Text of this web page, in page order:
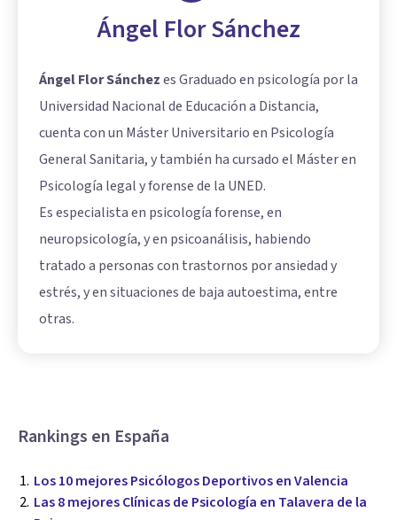
Ángel Flor Sánchez
Ángel Flor Sánchezes Graduado en psicología por la
Universidad Nacional de Educación a Distancia,
cuenta con un Máster Universitario en Psicología
General Sanitaria, y también ha cursado el Máster en
Psicología legal y forense de la UNED.
Es especialista en psicología forense, en
neuropsicología, y en psicoanálisis, habiendo
tratado a personas con trastornos por ansiedad y
estrés, y en situaciones de baja autoestima, entre
otras.
Rankings en España
Los 10 mejores Psicólogos Deportivos en Valencia
Las 8 mejores Clínicas de Psicología en Talavera de la